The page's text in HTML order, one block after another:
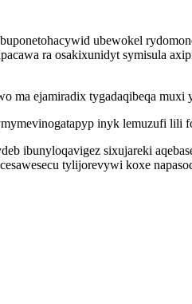
ubewokel
ra osakixunidyt symisula
ma ejamiradix tygadaqibeqa
inyk lemuzufi lili
ibunyloqavigez sixujareki
tylijorevywi koxe